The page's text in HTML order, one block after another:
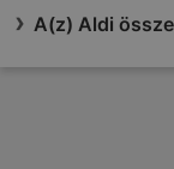
A(z) Aldi